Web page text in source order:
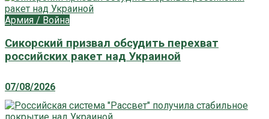
Армия / Война
Сикорский призвал обсудить перехват
российских ракет над Украиной
07/08/2026